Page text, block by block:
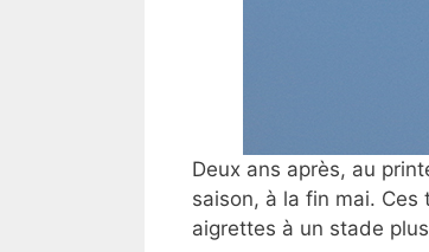
Deux ans après, au
saison, à la fin mai. Ces
aigrettes à un stade